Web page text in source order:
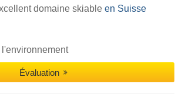
domaine skiable en Suisse
l'environnement
Évaluation